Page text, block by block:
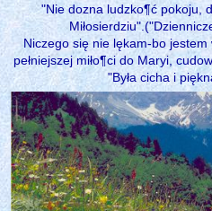
"Nie dozna ludzko¶ć pokoju,
Niczego się nie lękam-bo
pełniejszej miło¶ci do Maryi,
"Była cicha i